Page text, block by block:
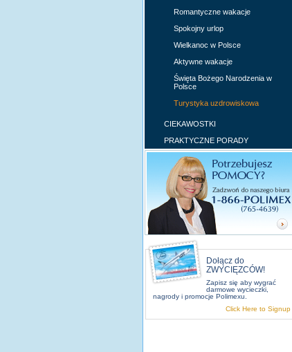
Romantyczne wakacje
Spokojny urlop
Wielkanoc w Polsce
Aktywne wakacje
Święta Bożego Narodzenia w
Polsce
Turystyka uzdrowiskowa
CIEKAWOSTKI
PRAKTYCZNE PORADY
Dołącz do
ZWYCIĘZCÓW!
Zapisz się aby wygrać
darmowe wycieczki,
nagrody i promocje Polimexu.
Click Here to Signup